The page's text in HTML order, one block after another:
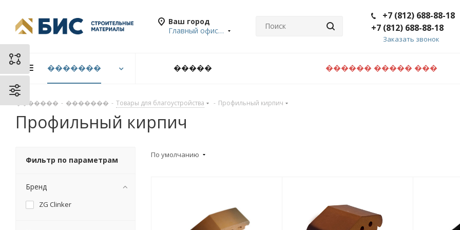
Ваш город
Главный офис в Санкт-Петербурге
+7 (812) 688-88-18
+7 (812) 688-88-18
Заказать звонок
������� ����� ������ ����� ���
������� - ������� - Товары для благоустройства - Профильный кирпич
Профильный кирпич
По умолчанию
Фильтр по параметрам
Бренд
ZG Clinker